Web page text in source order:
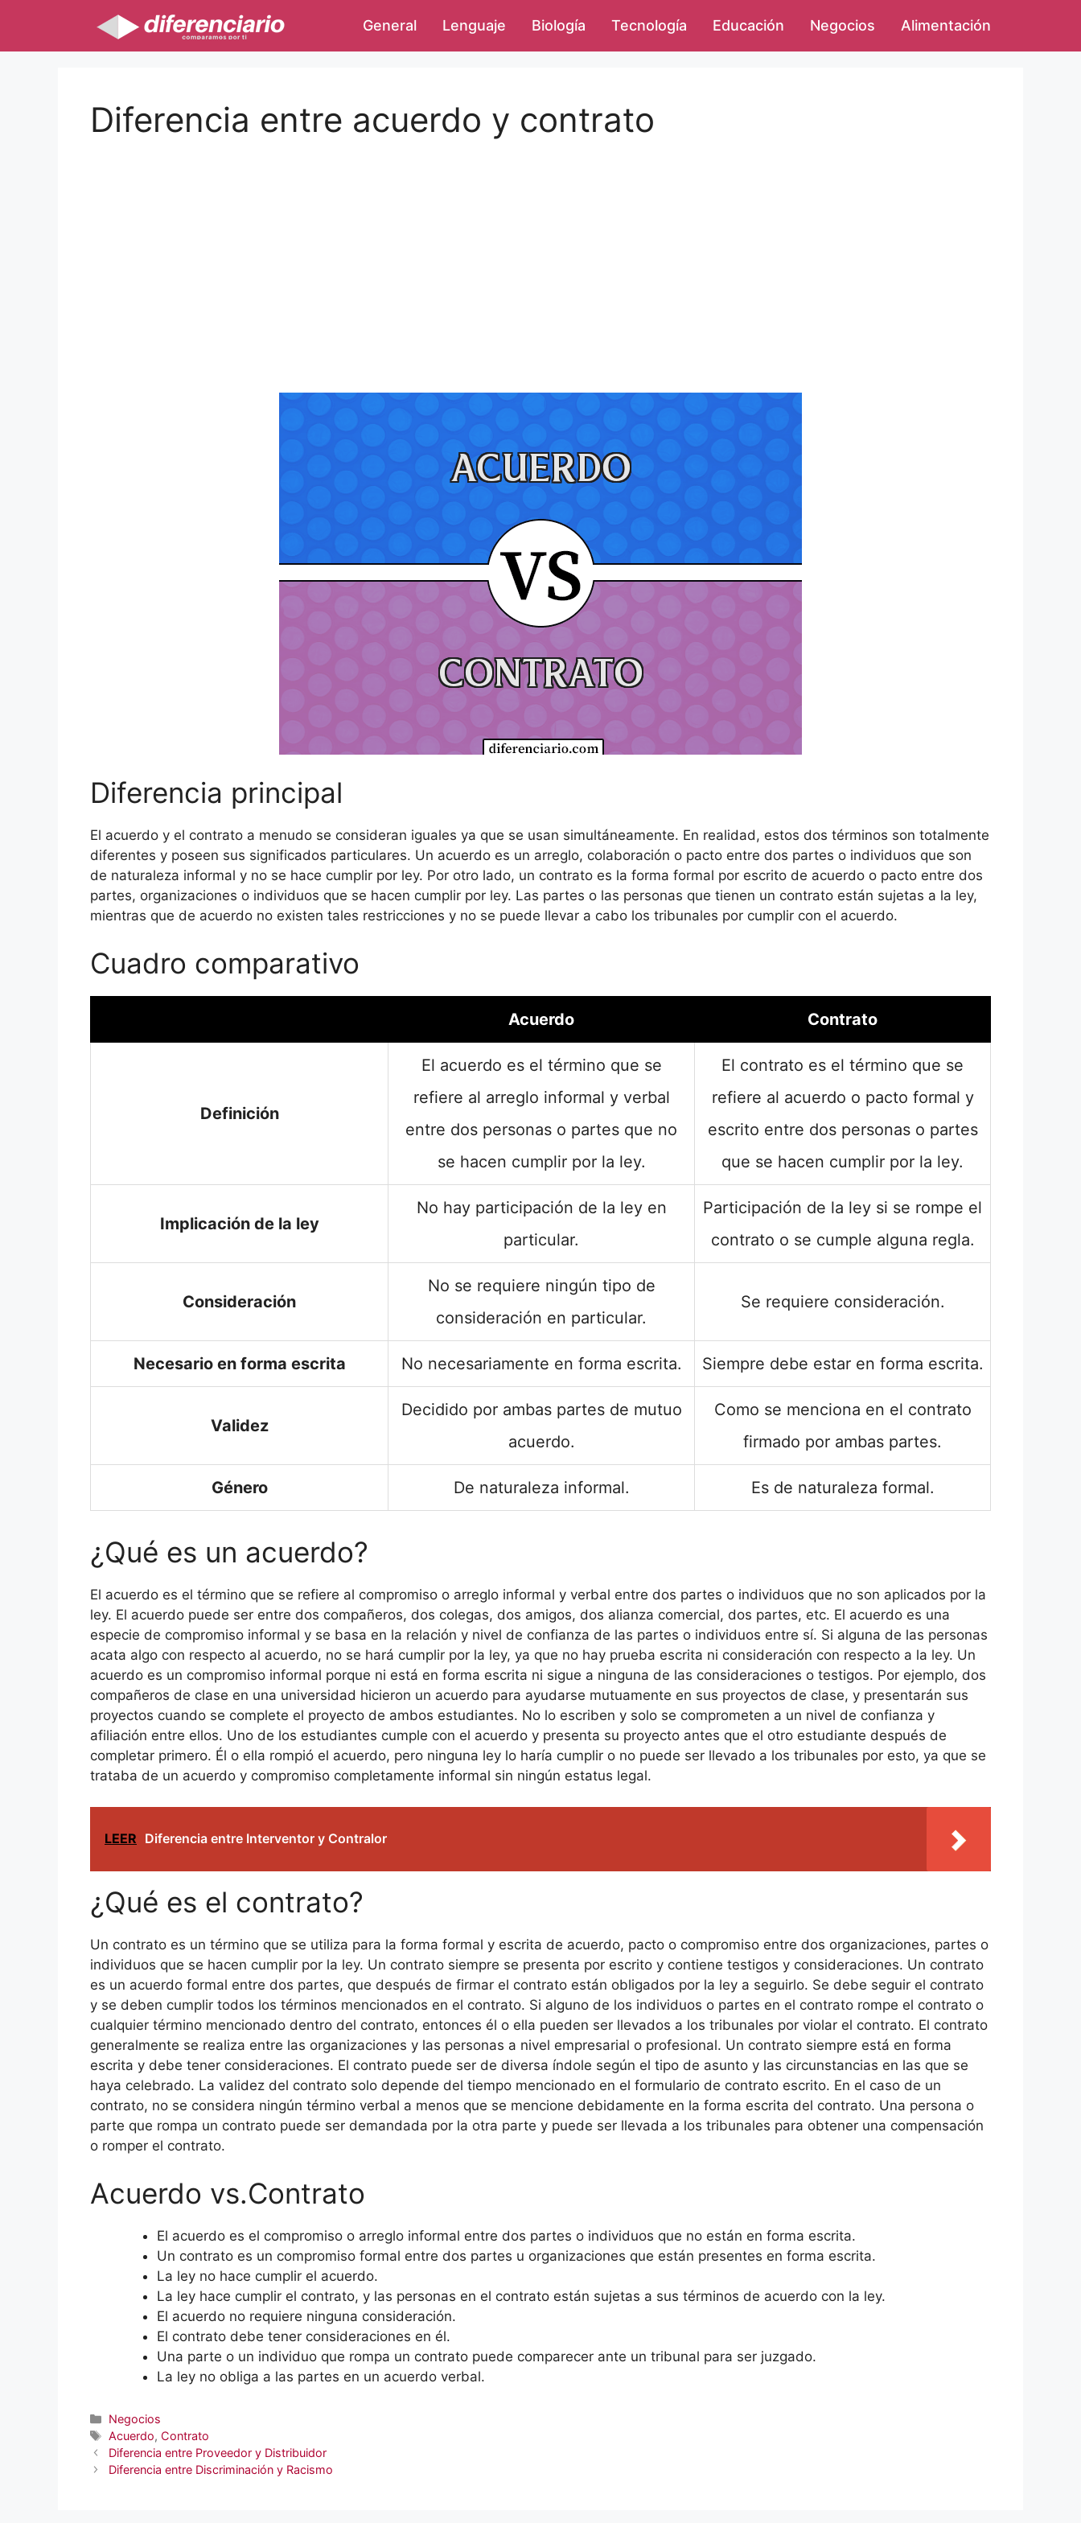
contenido
General Lenguaje Biología Tecnología Educación Negocios Alimentación
Diferencia entre acuerdo y contrato
Diferencia principal
El acuerdo y el contrato a menudo se consideran iguales ya que se usan simultáneamente. En realidad, estos dos términos son totalmente
diferentes y poseen sus significados particulares. Un acuerdo es un arreglo, colaboración o pacto entre dos partes o individuos que son
de naturaleza informal y no se hace cumplir por ley. Por otro lado, un contrato es la forma formal por escrito de acuerdo o pacto entre dos
partes, organizaciones o individuos que se hacen cumplir por ley. Las partes o las personas que tienen un contrato están sujetas a la ley,
mientras que de acuerdo no existen tales restricciones y no se puede llevar a cabo los tribunales por cumplir con el acuerdo.
Cuadro comparativo
Acuerdo Contrato
Definición
El acuerdo es el término que se
refiere al arreglo informal y verbal
entre dos personas o partes que no
se hacen cumplir por la ley.
El contrato es el término que se
refiere al acuerdo o pacto formal y
escrito entre dos personas o partes
que se hacen cumplir por la ley.
Implicación de la ley
No hay participación de la ley en
particular.
Participación de la ley si se rompe el
contrato o se cumple alguna regla.
Consideración
No se requiere ningún tipo de
consideración en particular.
Se requiere consideración.
Necesario en forma escrita No necesariamente en forma escrita. Siempre debe estar en forma escrita.
Validez
Decidido por ambas partes de mutuo
acuerdo.
Como se menciona en el contrato
firmado por ambas partes.
Género De naturaleza informal. Es de naturaleza formal.
¿Qué es un acuerdo?
El acuerdo es el término que se refiere al compromiso o arreglo informal y verbal entre dos partes o individuos que no son aplicados por la
ley. El acuerdo puede ser entre dos compañeros, dos colegas, dos amigos, dos alianza comercial, dos partes, etc. El acuerdo es una
especie de compromiso informal y se basa en la relación y nivel de confianza de las partes o individuos entre sí. Si alguna de las personas
acata algo con respecto al acuerdo, no se hará cumplir por la ley, ya que no hay prueba escrita ni consideración con respecto a la ley. Un
acuerdo es un compromiso informal porque ni está en forma escrita ni sigue a ninguna de las consideraciones o testigos. Por ejemplo, dos
compañeros de clase en una universidad hicieron un acuerdo para ayudarse mutuamente en sus proyectos de clase, y presentarán sus
proyectos cuando se complete el proyecto de ambos estudiantes. No lo escriben y solo se comprometen a un nivel de confianza y
afiliación entre ellos. Uno de los estudiantes cumple con el acuerdo y presenta su proyecto antes que el otro estudiante después de
completar primero. Él o ella rompió el acuerdo, pero ninguna ley lo haría cumplir o no puede ser llevado a los tribunales por esto, ya que se
trataba de un acuerdo y compromiso completamente informal sin ningún estatus legal.
LEER Diferencia entre Interventor y Contralor
¿Qué es el contrato?
Un contrato es un término que se utiliza para la forma formal y escrita de acuerdo, pacto o compromiso entre dos organizaciones, partes o
individuos que se hacen cumplir por la ley. Un contrato siempre se presenta por escrito y contiene testigos y consideraciones. Un contrato
es un acuerdo formal entre dos partes, que después de firmar el contrato están obligados por la ley a seguirlo. Se debe seguir el contrato
y se deben cumplir todos los términos mencionados en el contrato. Si alguno de los individuos o partes en el contrato rompe el contrato o
cualquier término mencionado dentro del contrato, entonces él o ella pueden ser llevados a los tribunales por violar el contrato. El contrato
generalmente se realiza entre las organizaciones y las personas a nivel empresarial o profesional. Un contrato siempre está en forma
escrita y debe tener consideraciones. El contrato puede ser de diversa índole según el tipo de asunto y las circunstancias en las que se
haya celebrado. La validez del contrato solo depende del tiempo mencionado en el formulario de contrato escrito. En el caso de un
contrato, no se considera ningún término verbal a menos que se mencione debidamente en la forma escrita del contrato. Una persona o
parte que rompa un contrato puede ser demandada por la otra parte y puede ser llevada a los tribunales para obtener una compensación
o romper el contrato.
Acuerdo vs.Contrato
El acuerdo es el compromiso o arreglo informal entre dos partes o individuos que no están en forma escrita.
Un contrato es un compromiso formal entre dos partes u organizaciones que están presentes en forma escrita.
La ley no hace cumplir el acuerdo.
La ley hace cumplir el contrato, y las personas en el contrato están sujetas a sus términos de acuerdo con la ley.
El acuerdo no requiere ninguna consideración.
El contrato debe tener consideraciones en él.
Una parte o un individuo que rompa un contrato puede comparecer ante un tribunal para ser juzgado.
La ley no obliga a las partes en un acuerdo verbal.
Categorías
Negocios
Etiquetas
Acuerdo, Contrato
Diferencia entre Proveedor y Distribuidor
Diferencia entre Discriminación y Racismo